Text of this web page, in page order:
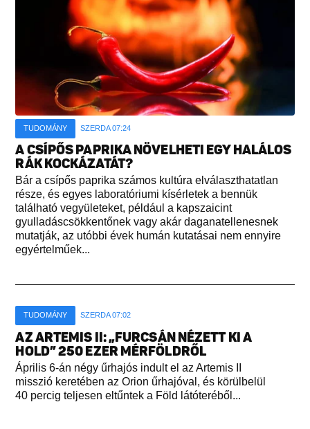
TUDOMÁNY SZERDA 07:24
A CSÍPŐS PAPRIKA NÖVELHETI EGY HALÁLOS
RÁK KOCKÁZATÁT?
Bár a csípős paprika számos kultúra elválaszthatatlan
része, és egyes laboratóriumi kísérletek a bennük
található vegyületeket, például a kapszaicint
gyulladáscsökkentőnek vagy akár daganatellenesnek
mutatják, az utóbbi évek humán kutatásai nem ennyire
egyértelműek...
TUDOMÁNY SZERDA 07:02
AZ ARTEMIS II: „FURCSÁN NÉZETT KI A
HOLD” 250 EZER MÉRFÖLDRŐL
Április 6-án négy űrhajós indult el az Artemis II
misszió keretében az Orion űrhajóval, és körülbelül
40 percig teljesen eltűntek a Föld látóteréből...